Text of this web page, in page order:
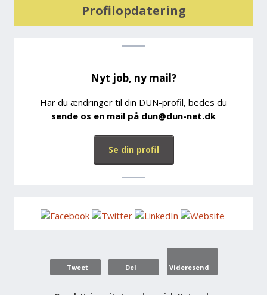
Profilopdatering
Nyt job, ny mail?
Har du ændringer til din DUN-profil, bedes du
sende os en mail på dun@dun-net.dk
Se din profil
Tweet Del Videresend